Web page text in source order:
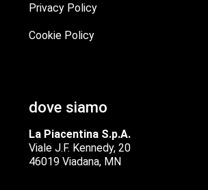
Privacy Policy
Cookie Policy
dove siamo
La Piacentina S.p.A.
Viale J.F. Kennedy, 20
46019 Viadana, MN